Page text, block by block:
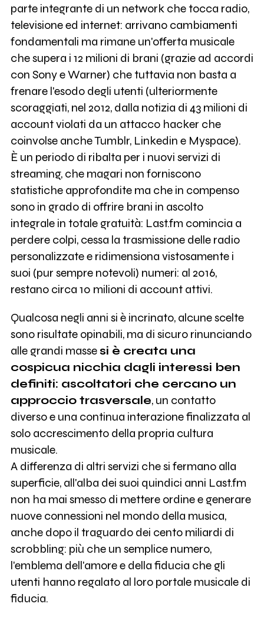
parte integrante di un network che tocca radio,
televisione ed internet: arrivano cambiamenti
fondamentali ma rimane un'offerta musicale
che supera i 12 milioni di brani (grazie ad accordi
con Sony e Warner) che tuttavia non basta a
frenare l'esodo degli utenti (ulteriormente
scoraggiati, nel 2012, dalla notizia di 43 milioni di
account violati da un attacco hacker che
coinvolse anche Tumblr, Linkedin e Myspace).
È un periodo di ribalta per i nuovi servizi di
streaming, che magari non forniscono
statistiche approfondite ma che in compenso
sono in grado di offrire brani in ascolto
integrale in totale gratuità: Last.fm comincia a
perdere colpi, cessa la trasmissione delle radio
personalizzate e ridimensiona vistosamente i
suoi (pur sempre notevoli) numeri: al 2016,
restano circa 10 milioni di account attivi.
Qualcosa negli anni si è incrinato, alcune scelte
sono risultate opinabili, ma di sicuro rinunciando
alle grandi massesi è creata una
cospicua nicchia dagli interessi ben
definiti: ascoltatori che cercano un
approccio trasversale, un contatto
diverso e una continua interazione finalizzata al
solo accrescimento della propria cultura
musicale.
A differenza di altri servizi che si fermano alla
superficie, all'alba dei suoi quindici anni Last.fm
non ha mai smesso di mettere ordine e generare
nuove connessioni nel mondo della musica,
anche dopo il traguardo dei cento miliardi di
scrobbling: più che un semplice numero,
l'emblema dell'amore e della fiducia che gli
utenti hanno regalato al loro portale musicale di
fiducia.